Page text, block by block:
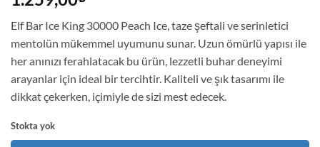
puanına
5
üzerinden
4puan
aldı
Elf Bar Ice King 30000 Peach Ice, taze şeftali ve serinletici
mentolün mükemmel uyumunu sunar. Uzun ömürlü yapısı ile
her anınızı ferahlatacak bu ürün, lezzetli buhar deneyimi
arayanlar için ideal bir tercihtir. Kaliteli ve şık tasarımı ile
dikkat çekerken, içimiyle de sizi mest edecek.
Stokta yok